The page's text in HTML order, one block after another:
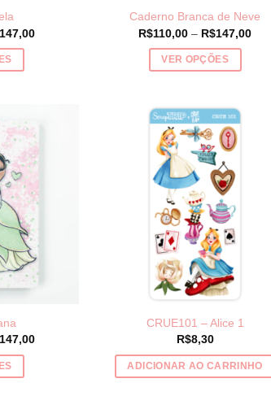
Price
Caderno Branca de Neve
R$110,00 – R$147,00Price
VER OPÇÕES
tem
várias
variantes.
As
opções
podem
ser
escolhidas
na
página
produto
Price
CRUE101 – Alice 1
R$8,30
ADICIONAR AO CARRINHO